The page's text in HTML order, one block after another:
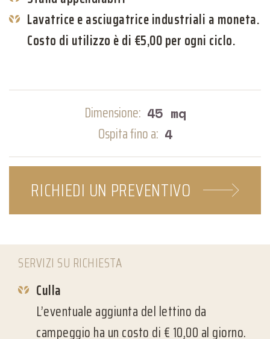
Lavatrice e asciugatrice industriali a moneta.
Costo di utilizzo è di €5,00 per ogni ciclo.
Dimensione: 45 mq
Ospita fino a: 4
RICHIEDI UN PREVENTIVO
SERVIZI SU RICHIESTA
Culla
L’eventuale aggiunta del lettino da
campeggio ha un costo di € 10,00 al giorno.